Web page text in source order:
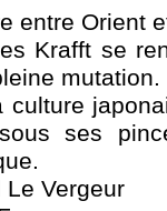
entre Orient
Krafft se
mutation.
culture
ses
Le Vergeur